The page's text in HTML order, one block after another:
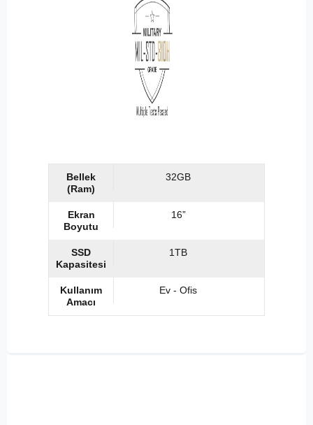
Bellek
(Ram)
32GB
Ekran
Boyutu
16”
SSD
Kapasitesi
1TB
Kullanım
Amacı
Ev - Ofis